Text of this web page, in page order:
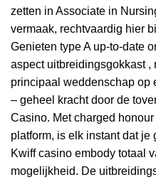
zetten in Associate in
vermaak, rechtvaardig hier
Genieten type A up-to-date
aspect uitbreidingsgokkast ,
principaal weddenschap op
– geheel kracht door de
Casino. Met charged
platform, is elk instant dat je
Kwiff casino embody totaal
mogelijkheid. De